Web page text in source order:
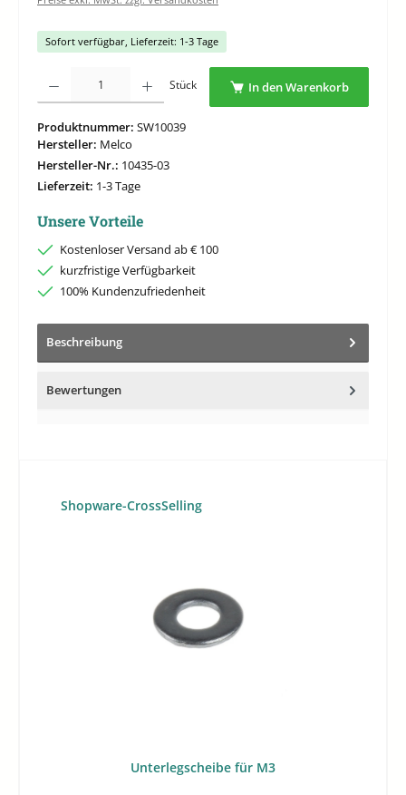
Sofort verfügbar, Lieferzeit: 1-3 Tage
Stück In den Warenkorb
Produktnummer: SW10039
Hersteller: Melco
Hersteller-Nr.: 10435-03
Lieferzeit: 1-3 Tage
Unsere Vorteile
Kostenloser Versand ab € 100
kurzfristige Verfügbarkeit
100% Kundenzufriedenheit
Beschreibung
Bewertungen
Produktgalerie überspringen
Shopware-CrossSelling
Unterlegscheibe für M3